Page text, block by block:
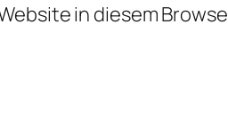
in diesem